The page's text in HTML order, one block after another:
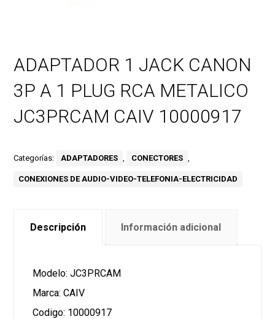
ADAPTADOR 1 JACK CANON
3P A 1 PLUG RCA METALICO
JC3PRCAM CAIV 10000917
Categorías: ADAPTADORES , CONECTORES ,
CONEXIONES DE AUDIO-VIDEO-TELEFONIA-ELECTRICIDAD
Descripción Información adicional
Modelo: JC3PRCAM
Marca: CAIV
Codigo: 10000917